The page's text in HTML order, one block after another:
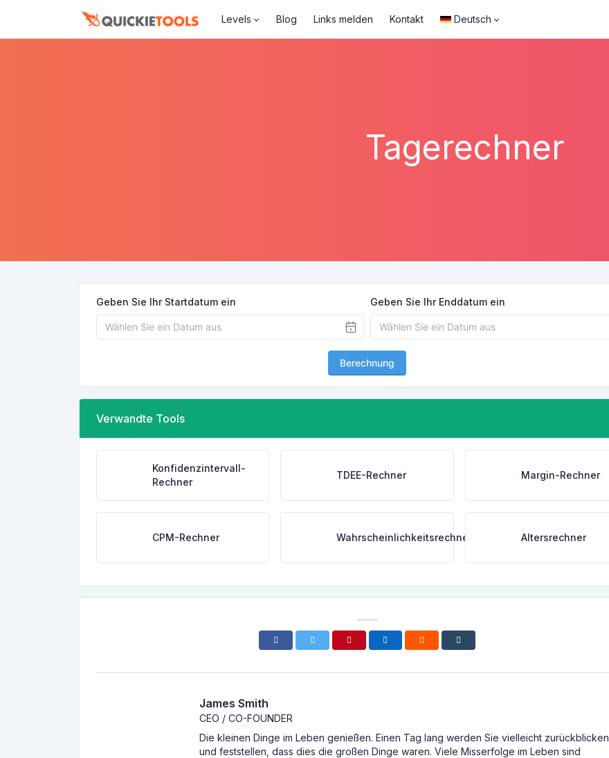
Levels Blog Links melden Kontakt Deutsch
Tagerechner
Geben Sie Ihr Startdatum ein Geben Sie Ihr Enddatum ein
Berechnung
Verwandte Tools
Konfidenzintervall-
Rechner
TDEE-Rechner Margin-Rechner
CPM-Rechner Wahrscheinlichkeitsrechner Altersrechner
James Smith
CEO / CO-FOUNDER
Die kleinen Dinge im Leben genießen. Einen Tag lang werden Sie vielleicht zurückblicken
und feststellen, dass dies die großen Dinge waren. Viele Misserfolge im Leben sind